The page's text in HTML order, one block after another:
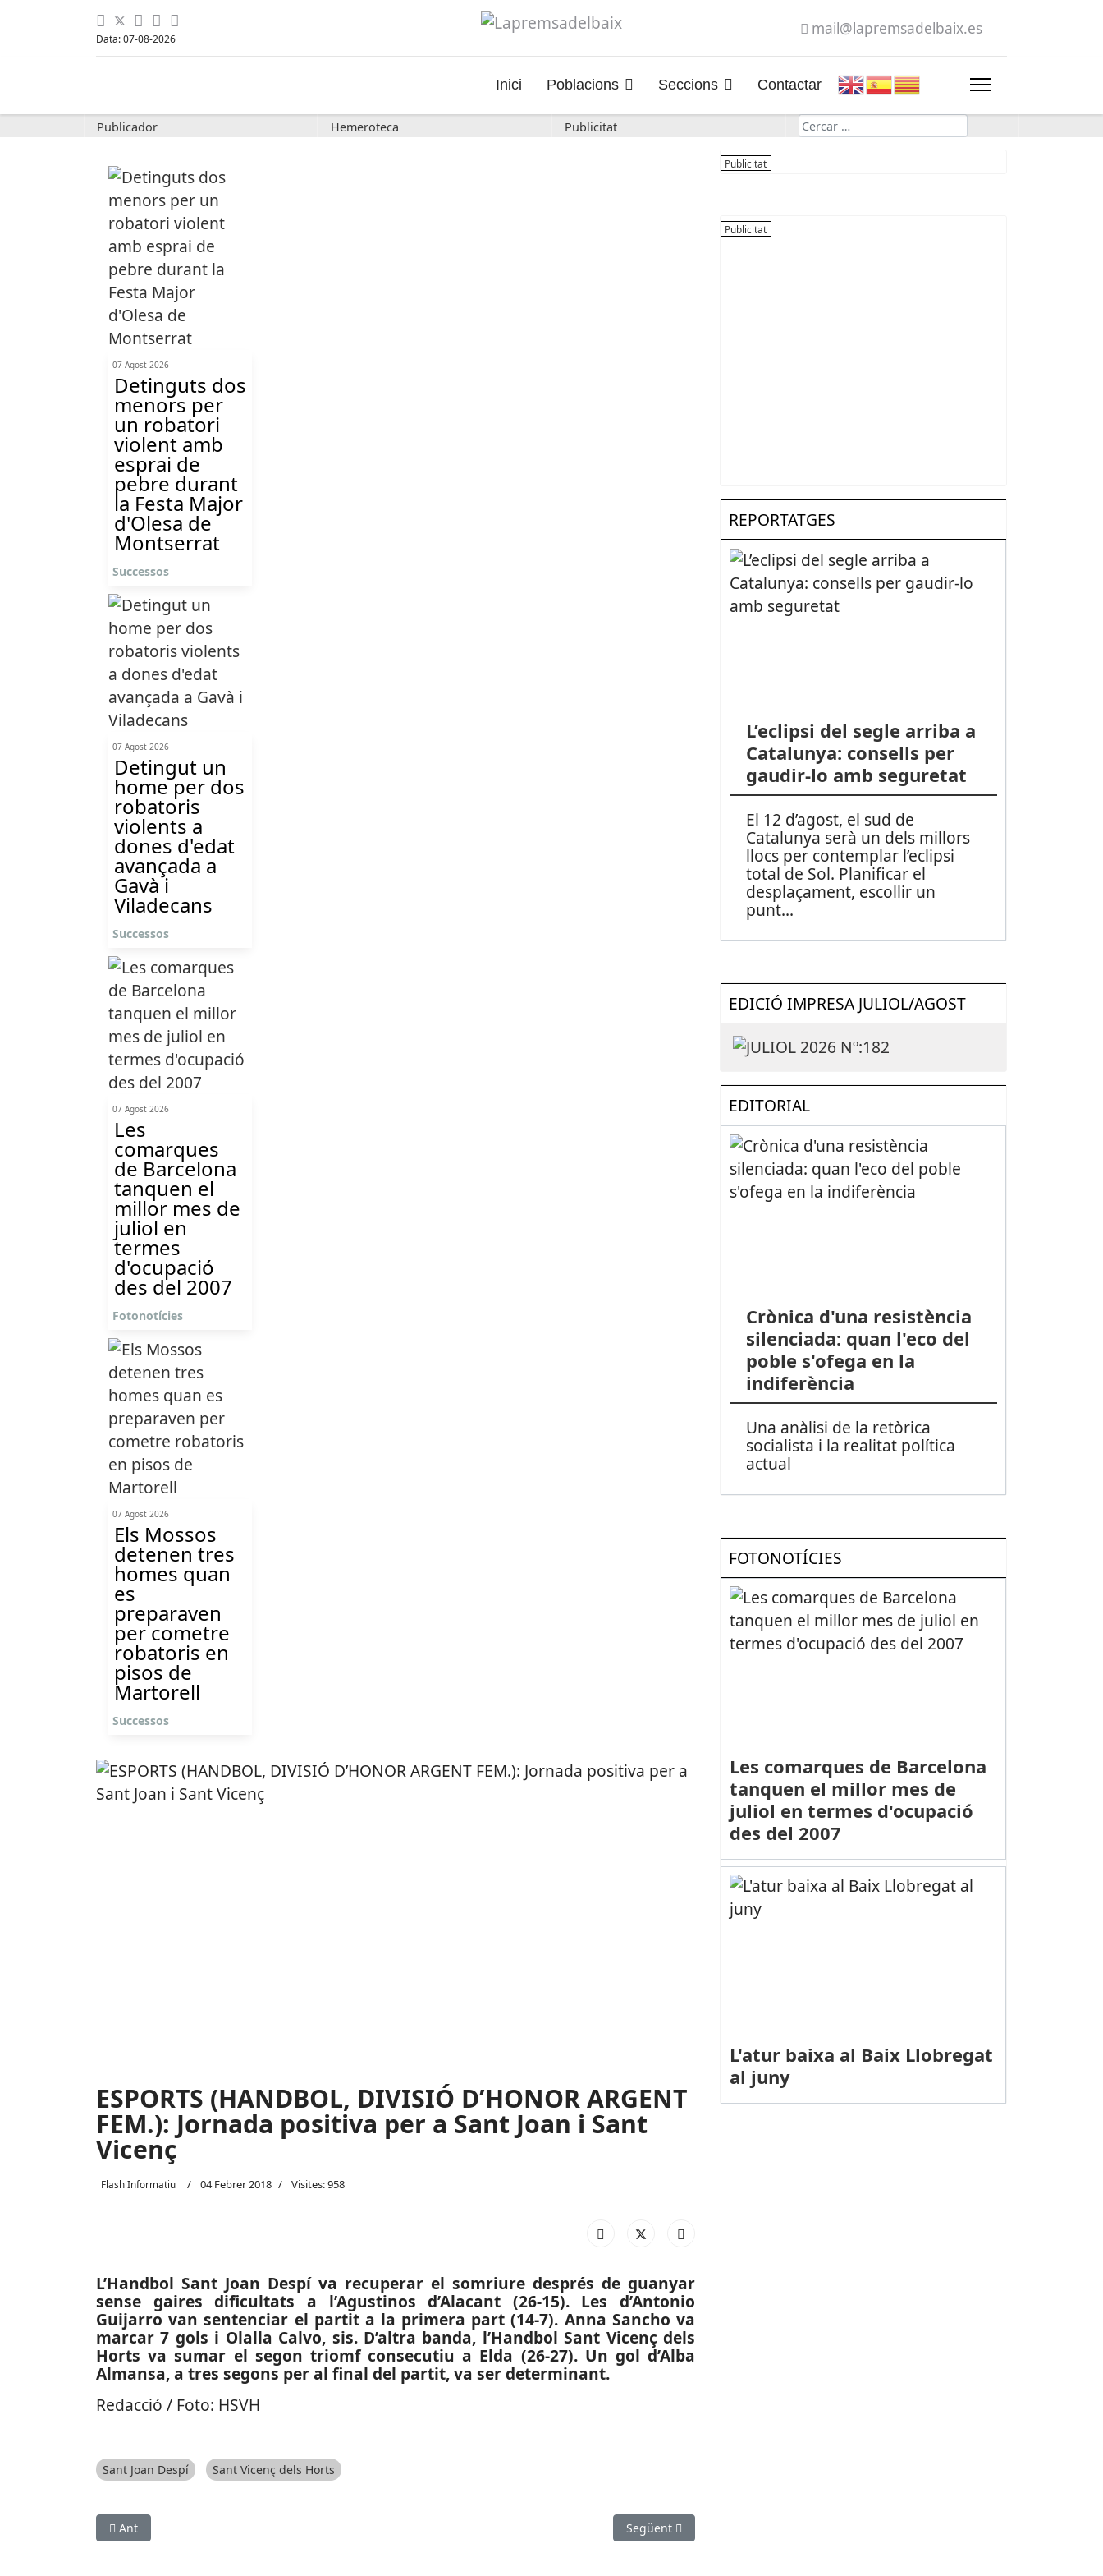
Data: 07-08-2026
mail@lapremsadelbaix.es
Inici Poblacions Seccions Contactar
Publicador Hemeroteca Publicitat Cerca
07 Agost 2026
Detinguts dos
menors per
un robatori
violent amb
esprai de
pebre durant
la Festa Major
d'Olesa de
Montserrat
Successos
07 Agost 2026
Detingut un
home per dos
robatoris
violents a
dones d'edat
avançada a
Gavà i
Viladecans
Successos
07 Agost 2026
Les
comarques
de Barcelona
tanquen el
millor mes de
juliol en
termes
d'ocupació
des del 2007
Fotonotícies
07 Agost 2026
Els Mossos
detenen tres
homes quan
es
preparaven
per cometre
robatoris en
pisos de
Martorell
Successos
ESPORTS (HANDBOL, DIVISIÓ D’HONOR ARGENT
FEM.): Jornada positiva per a Sant Joan i Sant
Vicenç
Flash Informatiu 04 Febrer 2018 Visites: 958
L’Handbol Sant Joan Despí va recuperar el somriure després de guanyar
sense gaires dificultats a l’Agustinos d’Alacant (26-15). Les d’Antonio
Guijarro van sentenciar el partit a la primera part (14-7). Anna Sancho va
marcar 7 gols i Olalla Calvo, sis. D’altra banda, l’Handbol Sant Vicenç dels
Horts va sumar el segon triomf consecutiu a Elda (26-27). Un gol d’Alba
Almansa, a tres segons per al final del partit, va ser determinant.
Redacció / Foto: HSVH
Sant Joan Despí Sant Vicenç dels Horts
Article anterior: ESPORTS (HANDBOL, PRIEMRA ESTATAL MASC.): El Sant Joan trenca la seva mala ratxa i també guanya Sant Esteve
Ant Article següent: ESPORTS (RUGBI, DIVISIÓ D’HONOR): La Santboiana té suficient
Següent
REPORTATGES
L’eclipsi del segle arriba a
Catalunya: consells per
gaudir-lo amb seguretat
El 12 d’agost, el sud de
Catalunya serà un dels millors
llocs per contemplar l’eclipsi
total de Sol. Planificar el
desplaçament, escollir un
punt...
EDICIÓ IMPRESA JULIOL/AGOST
EDITORIAL
Crònica d'una resistència
silenciada: quan l'eco del
poble s'ofega en la
indiferència
Una anàlisi de la retòrica
socialista i la realitat política
actual
FOTONOTÍCIES
Les comarques de Barcelona
tanquen el millor mes de
juliol en termes d'ocupació
des del 2007
L'atur baixa al Baix Llobregat
al juny